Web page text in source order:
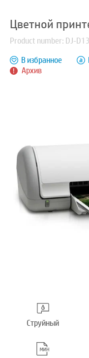
Цветной
Product number: DJ-
Архив
В избранное
Струйный